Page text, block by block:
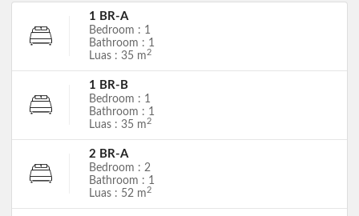
1 BR-A
Bedroom : 1
Bathroom : 1
Luas : 35 m2
1 BR-B
Bedroom : 1
Bathroom : 1
Luas : 35 m2
2 BR-A
Bedroom : 2
Bathroom : 1
Luas : 52 m 2